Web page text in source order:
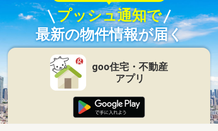
プッシュ通知で
最新の物件情報が届く
goo住宅・不動産
アプリ